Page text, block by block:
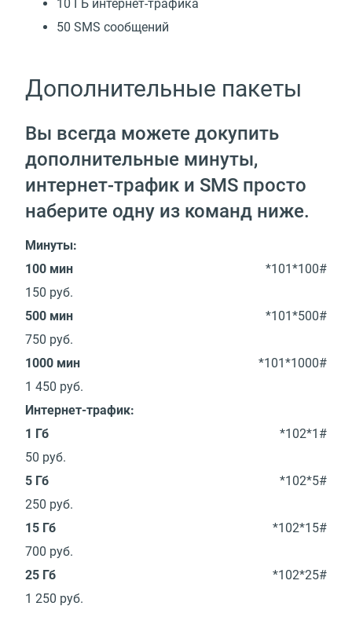
10 ГБ интернет-трафика
50 SMS сообщений
Дополнительные пакеты
Вы всегда можете докупить
дополнительные минуты,
интернет-трафик и SMS просто
наберите одну из команд ниже.
Минуты:
100 мин
*101*100#
150 руб.
500 мин
*101*500#
750 руб.
1000 мин
*101*1000#
1 450 руб.
Интернет-трафик:
1 Гб
*102*1#
50 руб.
5 Гб
*102*5#
250 руб.
15 Гб
*102*15#
700 руб.
25 Гб
*102*25#
1 250 руб.